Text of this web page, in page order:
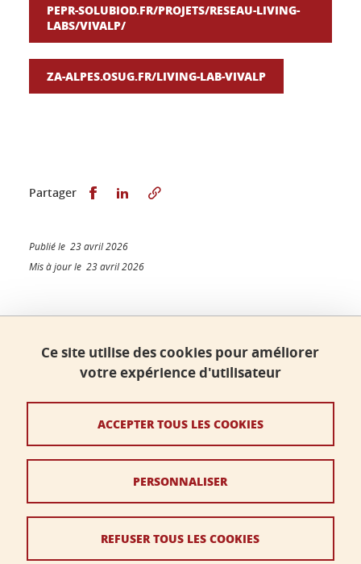
PEPR-SOLUBIOD.FR/PROJETS/RESEAU-LIVING-
LABS/VIVALP/
ZA-ALPES.OSUG.FR/LIVING-LAB-VIVALP
Partager Partager sur Facebook
Partager sur LinkedIn
Publié le 23 avril 2026
Mis à jour le 23 avril 2026
Faculté de sciences, Université Grenoble Alpes
Bâtiment B - Phitem
230 rue de la Physique
faculte-sciences@univ-grenoble-alpes.fr
Mentions légales
Données personnelles
Ce site utilise des cookies pour améliorer
votre expérience d'utilisateur
ACCEPTER TOUS LES COOKIES
REFUSER TOUS LES COOKIES
PERSONNALISER